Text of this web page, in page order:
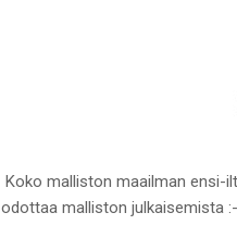
Koko malliston maailman ensi-
odottaa malliston julkaisemista